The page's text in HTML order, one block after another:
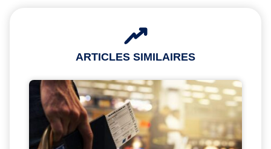
ARTICLES SIMILAIRES